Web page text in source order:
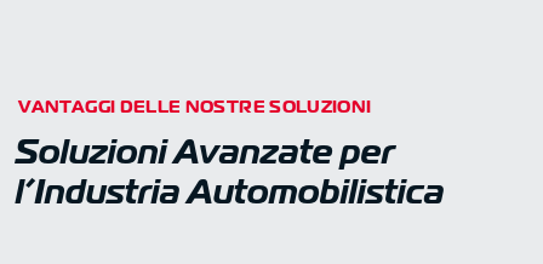
VANTAGGI DELLE NOSTRE SOLUZIONI
Soluzioni Avanzate per
l’Industria Automobilistica